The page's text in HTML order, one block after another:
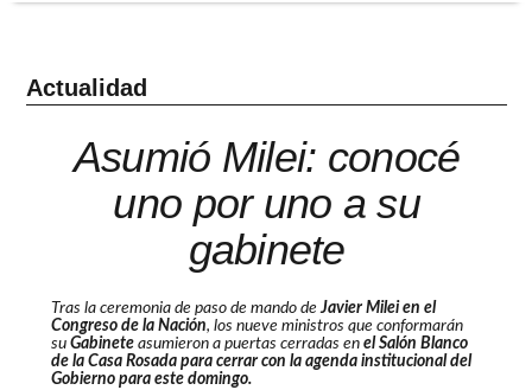
Actualidad
Asumió Milei: conocé
uno por uno a su
gabinete
Tras la ceremonia de paso de mando de Javier Milei en el
Congreso de la Nación, los nueve ministros que conformarán
su Gabineteasumieron a puertas cerradas enel Salón Blanco
de la Casa Rosada para cerrar con la agenda institucional del
Gobierno para este domingo.